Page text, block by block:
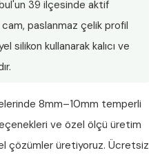
39 ilçesinde aktif
paslanmaz çelik profil
silikon kullanarak kalıcı ve
8mm–10mm temperli
ve özel ölçü üretim
çözümler üretiyoruz. Ücretsiz